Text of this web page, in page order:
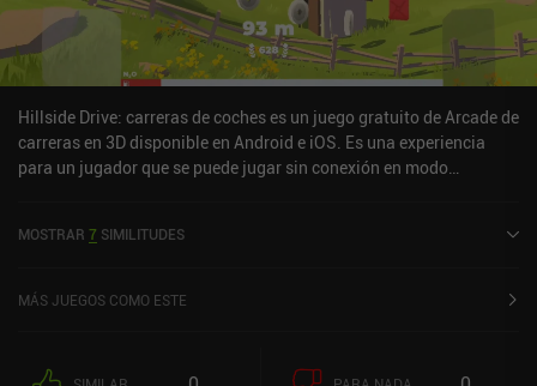
Hillside Drive: carreras de coches es un juego gratuito de Arcade de
carreras en 3D disponible en Android e iOS. Es una experiencia
para un jugador que se puede jugar sin conexión en modo
y de 4 sobre 5,0 en la App Store de iOS.
MOSTRAR 7 SIMILITUDES
MÁS JUEGOS COMO ESTE